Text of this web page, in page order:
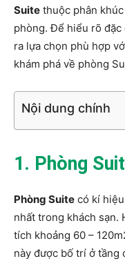
Suite thuộc phân
phòng. Để hiểu rõ
ra lựa chọn phù hợp
khám phá về phòng
Nội dung chính
1. Phòng
Phòng Suite có kí
nhất trong khách sạn.
tích khoảng 60 –
này được bố trí ở tầng